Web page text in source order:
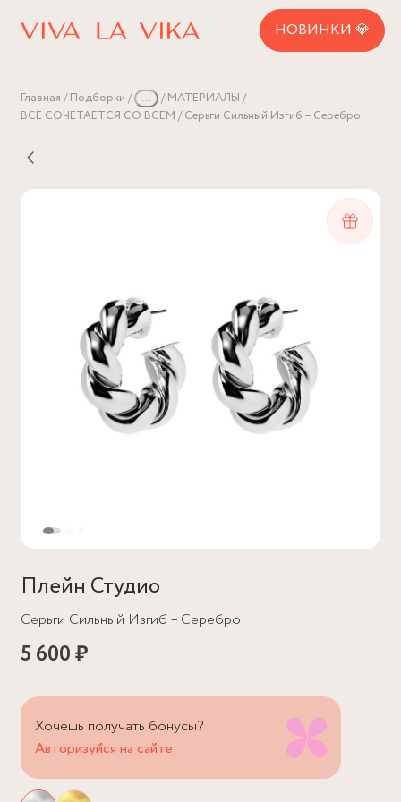
НОВИНКИ 💎
Главная Подборки ...
МАТЕРИАЛЫ
ВСЕ СОЧЕТАЕТСЯ СО ВСЕМ
Серьги Сильный Изгиб – Серебро
Плейн Студио
Серьги Сильный Изгиб – Серебро
5 600 ₽
Хочешь получать бонусы?
Авторизуйся на сайте